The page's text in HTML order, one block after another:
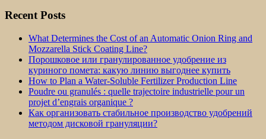
Recent Posts
What Determines the Cost of an Automatic Onion Ring and
Mozzarella Stick Coating Line?
Порошковое или гранулированное удобрение из
куриного помета: какую линию выгоднее купить
How to Plan a Water-Soluble Fertilizer Production Line
Poudre ou granulés : quelle trajectoire industrielle pour un
projet d’engrais organique ?
Как организовать стабильное производство удобрений
методом дисковой грануляции?